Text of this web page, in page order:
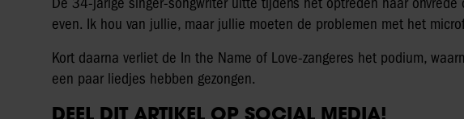
even. Ik hou van jullie, maar jullie moeten de problemen met het
Kort daarna verliet de In the Name of Love-zangeres het podium,
een paar liedjes hebben gezongen.
DEEL DIT ARTIKEL OP SOCIAL MEDIA!